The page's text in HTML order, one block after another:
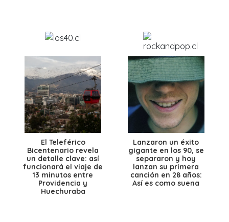
El Teleférico
Bicentenario revela
un detalle clave: así
funcionará el viaje de
13 minutos entre
Providencia y
Huechuraba
Lanzaron un éxito
gigante en los 90, se
separaron y hoy
lanzan su primera
canción en 28 años:
Así es como suena